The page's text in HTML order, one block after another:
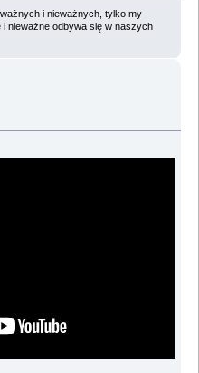
i nieważnych, tylko my
i nieważne odbywa się w naszych